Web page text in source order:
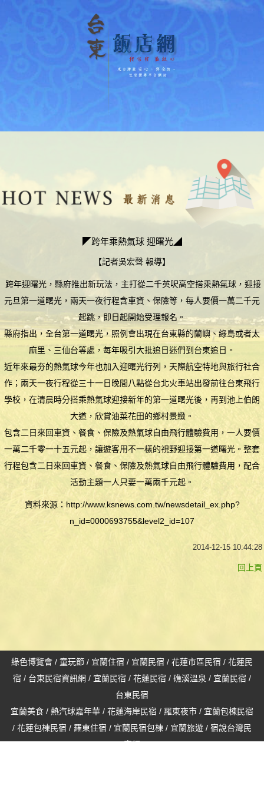
◤跨年乘熱氣球 迎曙光◢
【記者吳宏聲 報導】
跨年迎曙光，縣府推出新玩法，主打從二千英呎高空搭乘熱氣球，迎接
元旦第一道曙光，兩天一夜行程含車資、保險等，每人要價一萬二千元
起跳，即日起開始受理報名。
縣府指出，全台第一道曙光，照例會出現在台東縣的蘭嶼、綠島或者太
麻里、三仙台等處，每年吸引大批追日迷們到台東追日。
近年來最夯的熱氣球今年也加入迎曙光行列，天際航空特地與旅行社合
作；兩天一夜行程從三十一日晚間八點從台北火車站出發前往台東飛行
學校，在清晨時分搭乘熱氣球迎接新年的第一道曙光後，再到池上伯朗
大道，欣賞油菜花田的鄉村景緻。
包含二日來回車資、餐食、保險及熱氣球自由飛行體驗費用，一人要價
一萬二千零一十五元起，讓遊客用不一樣的視野迎接第一道曙光。整套
行程包含二日來回車資、餐食、保險及熱氣球自由飛行體驗費用，配合
活動主題一人只要一萬兩千元起。
資料來源：http://www.ksnews.com.tw/newsdetail_ex.php?
n_id=0000693755&level2_id=107
2014-12-15 10:44:28
回上頁
綠色博覽會 / 童玩節 / 宜蘭住宿 / 宜蘭民宿 / 花蓮市區民宿 / 花蓮民
宿 / 台東民宿資訊網 / 宜蘭民宿 / 花蓮民宿 / 礁溪溫泉 / 宜蘭民宿 /
台東民宿
宜蘭美食 / 熱汽球嘉年華 / 花蓮海岸民宿 / 羅東夜市 / 宜蘭包棟民宿
/ 花蓮包棟民宿 / 羅東住宿 / 宜蘭民宿包棟 / 宜蘭旅遊 / 宿說台灣民
宿網